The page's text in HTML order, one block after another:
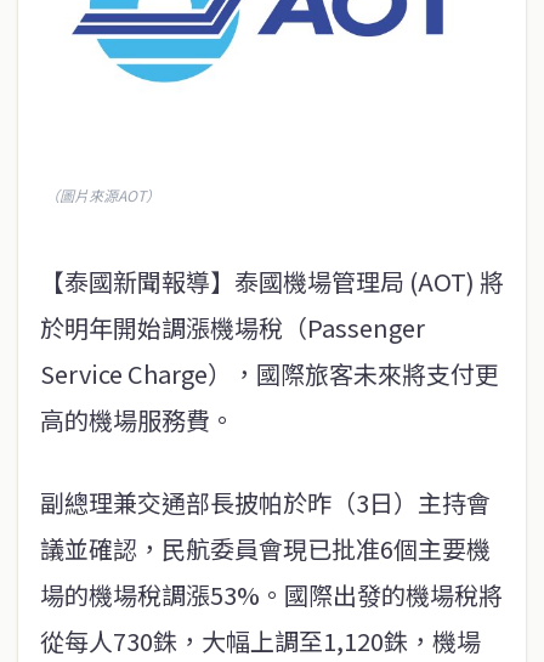
（圖片來源AOT）
【泰國新聞報導】泰國機場管理局 (AOT) 將
於明年開始調漲機場稅（Passenger
Service Charge），國際旅客未來將支付更
高的機場服務費。
副總理兼交通部長披帕於昨（3日）主持會
議並確認，民航委員會現已批准6個主要機
場的機場稅調漲53%。國際出發的機場稅將
從每人730銖，大幅上調至1,120銖，機場